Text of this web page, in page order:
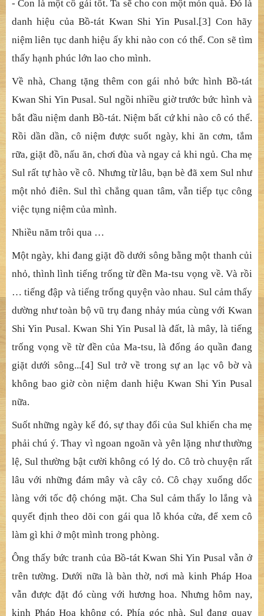
thăm thiền sư, ông cũng dẫn theo cô con gái nhỏ bên
mình, Sul.
Sul còn mộ đạo hơn cả cha mình. Cô tham gia các buổi
tụng kinh của cha, và thật hạnh phúc khi được đến thăm
Ma-tsu. Cô luôn mong đợi điều đó.
Một lần, Ma-tsu nói vầy với Sul:
- Con là một cô gái tốt. Ta sẽ cho con một món quà. Đó là
danh hiệu của Bồ-tát Kwan Shi Yin Pusal.[3] Con hãy
niệm liên tục danh hiệu ấy khi nào con có thể. Con sẽ tìm
thấy hạnh phúc lớn lao cho mình.
Về nhà, Chang tặng thêm con gái nhỏ bức hình Bồ-tát
Kwan Shi Yin Pusal. Sul ngồi nhiều giờ trước bức hình và
Rồi dần dần, cô niệm được suốt ngày, khi ăn cơm, tắm
rữa, giặt đồ, nấu ăn, chơi đùa và ngay cả khi ngủ. Cha mẹ
Sul rất tự hào về cô. Nhưng từ lâu, bạn bè đã xem Sul như
một nhỏ điên. Sul thì chẳng quan tâm, vẫn tiếp tục công
Nhiều năm trôi qua …
Một ngày, khi đang giặt đồ dưới sông bằng một thanh củi
nhỏ, thình lình tiếng trống từ đền Ma-tsu vọng về. Và rồi
… tiếng đập và tiếng trống quyện vào nhau. Sul cảm thấy
dường như toàn bộ vũ trụ đang nhảy múa cùng với Kwan
Shi Yin Pusal. Kwan Shi Yin Pusal là đất, là mây, là tiếng
trống vọng về từ đền của Ma-tsu, là đống áo quần đang
giặt dưới sông...[4] Sul trở về trong sự an lạc vô bờ và
không bao giờ còn niệm danh hiệu Kwan Shi Yin Pusal
nữa.
Suốt những ngày kế đó, sự thay đổi của Sul khiến cha mẹ
phải chú ý. Thay vì ngoan ngoãn và yên lặng như thường
lệ, Sul thường bật cười không có lý do. Cô trò chuyện rất
lâu với những đám mây và cây cỏ. Cô chạy xuống dốc